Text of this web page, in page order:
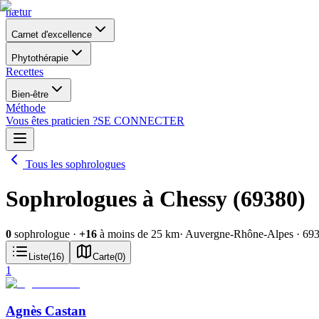
nætur
Carnet d'excellence
Phytothérapie
Recettes
Bien-être
Méthode
Vous êtes praticien ?SE CONNECTER
Tous les sophrologues
Sophrologues à Chessy (69380)
0 sophrologue · +16 à moins de 25 km· Auvergne-Rhône-Alpes ·
Liste(16) Carte(0)
1
Agnès Castan